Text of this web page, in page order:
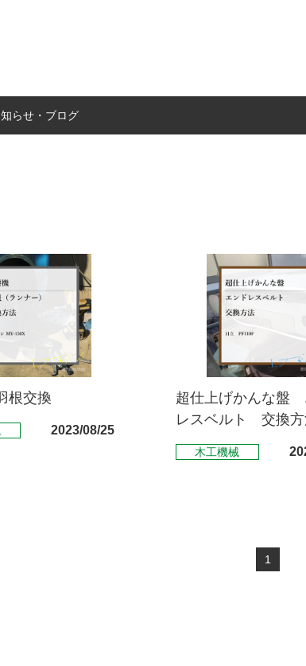
らせ・ブログ
根交換
2023/08/25
超仕上げかんな盤
レスベルト 交換方
木工機械
1